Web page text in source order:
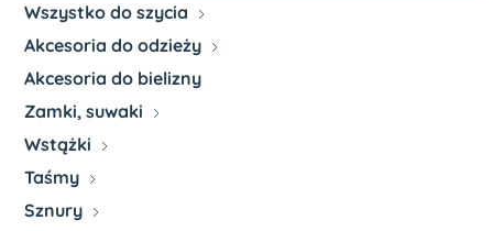
Wszystko do szycia
Akcesoria do odzieży
Akcesoria do bielizny
Zamki, suwaki
Wstążki
Taśmy
Sznury